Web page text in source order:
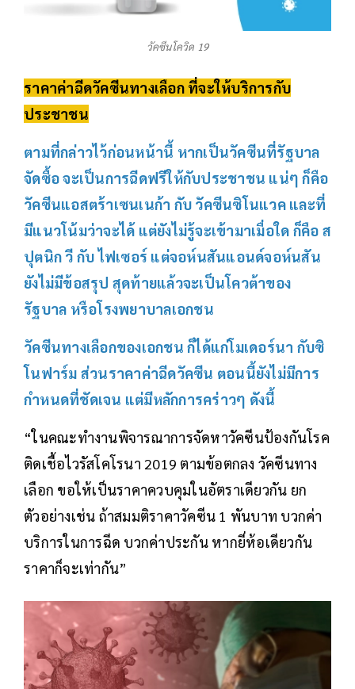
วัคซีนโควิด 19
ราคาค่าฉีดวัคซีนทางเลือก ที่จะให้บริการกับ
ประชาชน
ตามที่กล่าวไว้ก่อนหน้านี้ หากเป็นวัคซีนที่รัฐบาล
จัดซื้อ จะเป็นการฉีดฟรีให้กับประชาชน แน่ๆ ก็คือ
วัคซีนแอสตร้าเซนเนก้า กับ วัคซีนซิโนแวค และที่
มีแนวโน้มว่าจะได้ แต่ยังไม่รู้จะเข้ามาเมื่อใด ก็คือ ส
ปุตนิก วี กับ ไฟเซอร์ แต่จอห์นสันแอนด์จอห์นสัน
ยังไม่มีข้อสรุป สุดท้ายแล้วจะเป็นโควต้าของ
รัฐบาล หรือโรงพยาบาลเอกชน
วัคซีนทางเลือกของเอกชน ก็ได้แก่โมเดอร์นา กับซิ
โนฟาร์ม ส่วนราคาค่าฉีดวัคซีน ตอนนี้ยังไม่มีการ
กำหนดที่ชัดเจน แต่มีหลักการคร่าวๆ ดังนี้
“ในคณะทำงานพิจารณาการจัดหาวัคซีนป้องกันโรค
ติดเชื้อไวรัสโคโรนา 2019 ตามข้อตกลง วัคซีนทาง
เลือก ขอให้เป็นราคาควบคุมในอัตราเดียวกัน ยก
ตัวอย่างเช่น ถ้าสมมติราคาวัคซีน 1 พันบาท บวกค่า
บริการในการฉีด บวกค่าประกัน หากยี่ห้อเดียวกัน
ราคาก็จะเท่ากัน”